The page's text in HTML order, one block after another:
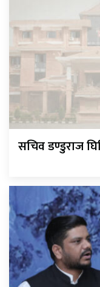
सचिव डण्डुराज